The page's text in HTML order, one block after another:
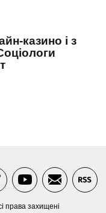
казино і з
права захищені